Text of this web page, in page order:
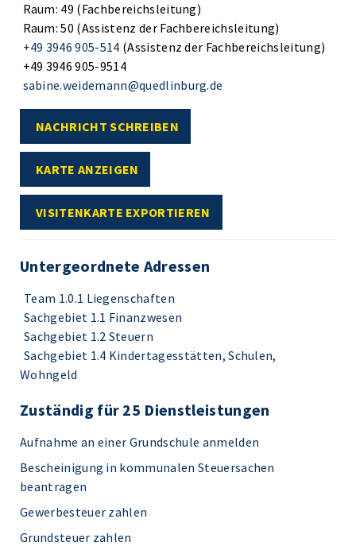
Raum: 49 (Fachbereichsleitung)
Raum: 50 (Assistenz der Fachbereichsleitung)
+49 3946 905-514 (Assistenz der Fachbereichsleitung)
+49 3946 905-9514
sabine.weidemann@quedlinburg.de
NACHRICHT SCHREIBEN
KARTE ANZEIGEN
VISITENKARTE EXPORTIEREN
Untergeordnete Adressen
Team 1.0.1 Liegenschaften
Sachgebiet 1.1 Finanzwesen
Sachgebiet 1.2 Steuern
Sachgebiet 1.4 Kindertagesstätten, Schulen,
Wohngeld
Zuständig für 25 Dienstleistungen
Aufnahme an einer Grundschule anmelden
Bescheinigung in kommunalen Steuersachen
beantragen
Gewerbesteuer zahlen
Grundsteuer zahlen